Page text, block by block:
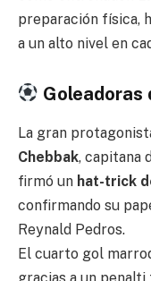
preparación física,
a un alto nivel en
Goleadoras
La gran
Chebbak, capitana
firmó un hat-trick
confirmando su
Reynald Pedros.
El cuarto gol